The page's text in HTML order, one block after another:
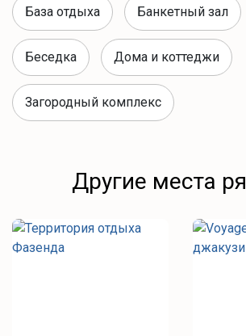
База отдыха Банкетный зал
Беседка Дома и коттеджи
Загородный комплекс
Другие места